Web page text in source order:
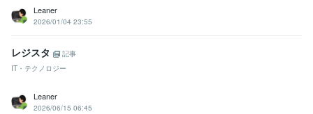
Leaner
2026/01/04 23:55
レジスタ
記事
IT・テクノロジー
Leaner
2026/06/15 06:45